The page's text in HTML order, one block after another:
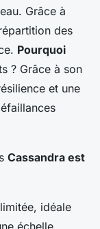
Grâce à
des
Pourquoi
? Grâce à son
et une
Cassandra est
idéale